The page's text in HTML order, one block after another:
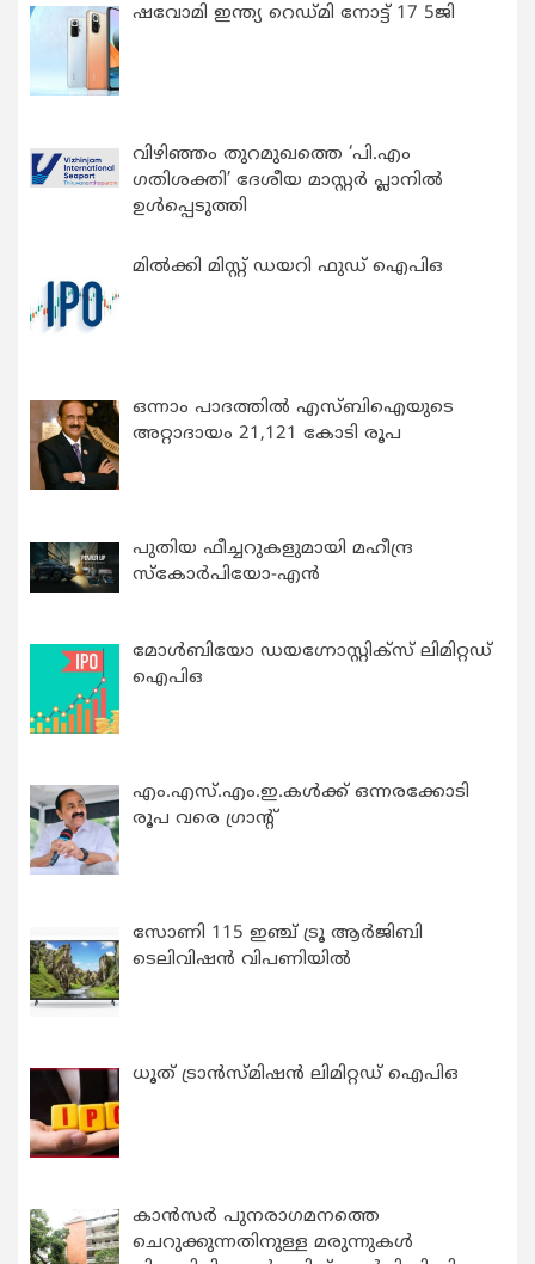
ഷവോമി ഇന്ത്യ റെഡ്മി നോട്ട് 17 5ജി
വിഴിഞ്ഞം തുറമുഖത്തെ ‘പി.എം
ഗതിശക്തി’ ദേശീയ മാസ്റ്റർ പ്ലാനിൽ
ഉൾപ്പെടുത്തി
മിൽക്കി മിസ്റ്റ് ഡയറി ഫുഡ് ഐപിഒ
ഒന്നാം പാദത്തിൽ എസ്ബിഐയുടെ
അറ്റാദായം 21,121 കോടി രൂപ
പുതിയ ഫീച്ചറുകളുമായി മഹീന്ദ്ര
സ്കോർപിയോ-എൻ
മോൾബിയോ ഡയഗ്നോസ്റ്റിക്സ് ലിമിറ്റഡ്
ഐപിഒ
എം.എസ്.എം.ഇ.കൾക്ക് ഒന്നരക്കോടി
രൂപ വരെ ഗ്രാന്റ്
സോണി 115 ഇഞ്ച് ട്രൂ ആർജിബി
ടെലിവിഷൻ വിപണിയിൽ
ധൂത് ട്രാൻസ്മിഷൻ ലിമിറ്റഡ് ഐപിഒ
കാന്‍സര്‍ പുനരാഗമനത്തെ
ചെറുക്കുന്നതിനുള്ള മരുന്നുകള്‍